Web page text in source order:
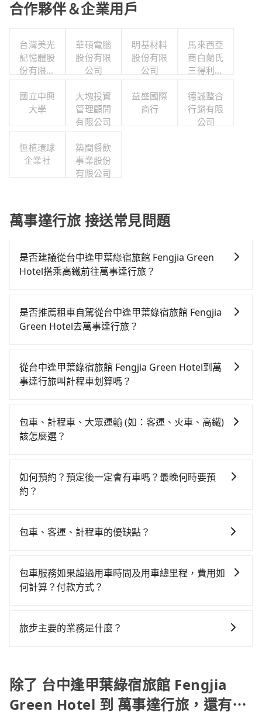
合作夥伴＆企業用戶
台灣美光
記憶體股
份有限公
華碩電腦
股份有限
公司
明基材料
股份有限
公司
馬來西亞
商白蘭氏
三得利股
司台灣分
公司
國立中興
大學
大塊投資
管理顧問
有限公司
益盛國際
商行
德誠整合
行銷有限
公司
恆植環球
企業社
築間餐飲
事業股份
有限公司
萬事達行旅 接送常見問題
是否建議從台中逢甲葉綠宿旅館 Fengjia Green
Hotel搭乘高鐵前往萬事達行旅？
鐵前往萬事達行旅，高鐵乘坐舒適、較貴、費時！從最
早06:05一直到23:03，台中-台北一天最多有105班次高
計程車花費約300元、車程約17分鐘。抵達高鐵站後，
步行進站、現場購票並於月台排隊的時間約20分鐘，再
前排班的計程車，搭上小黃後約花16分鐘、車費200元
後，抵達萬事達行旅 (台北市萬華區) 的目的地。全程加
按表收費，看乘客是外地人便漫天喊價或恣意繞路。但
如果全程使用tripool並到府專車接送，則每人平均花費
費15分鐘在轉乘與等車上，現在還不馬上來預約
是否推薦租車自駕從台中逢甲葉綠宿旅館 Fengjia
Green Hotel去萬事達行旅？
事達行旅可以選擇租車自駕，但花費可能不小。租車公
司一般以天為單位計費，小轎車如Toyota Yaris、
（每公里約3元）、eTag（每公里約1元）、路邊停車
（每小時約40元）、保險費、罰單另計。如果每日行駛
甲租乙還的服務，所以要不當天就需往返台中逢甲葉綠
宿旅館 Fengjia Green Hotel與萬事達行旅，不然就是
專車接送才是前往最便宜方便的選擇。
從台中逢甲葉綠宿旅館 Fengjia Green Hotel到萬
事達行旅叫計程車划算嗎？
灣大車隊、Uber、Line Taxi、Yoxi等，如果在路邊攔不
到車，也可考慮打電話至附近的計程車隊，如TND皇家
如改預約tripool可省高達$2,400。台中市有些計程車司
機不按錶計費，約有27%會採現場議價，建議最好先上
Fengjia Green Hotel到萬事達行旅的最佳選擇。
包車、計程車、大眾運輸 (如：客運、火車、高鐵)
該怎麼選？
擇： 預算：不同交通工具價格不同，可先確定您的預
算。計程車最貴，而大眾運輸通常較便宜。 行程：需多
車。 旅行人數：人數多時包車較方便舒適且每個人攤提
車，不趕時間即可選用大眾運輸。 便利性：需要便利性
和方便性可選包車和計程車，喜歡探險和體驗當地文化
如何預約？預定後一定會有車嗎？最晚何時要預
約？
前往萬事達行旅的專車接送服務，可直接線上輸入上下
號後，隨即會在手機上收到簡訊以及電子郵件確認信，
如此就完成預約了，而司機與車輛的詳細資料，將於乘
約，越早下訂價格越低價，如臨時需要，前一天傍晚五
包車、客運、計程車的優缺點？
上、下車，不需與旅客共乘。但通常需要提前預約。 客
運：最經濟實惠的交通方式，通常有固定的路線和時間
不必擔心停車位的問題。但是，計程車的費用相對較
包車服務如果超過用車時間及用車總里程，費用如
何計算？付款方式？
定的用車時間，每小時會加收1000元的費用；若超過預
旅步主要的業務是什麼？
格試算，價格清楚透明且沒有隱藏費用。
除了 台中逢甲葉綠宿旅館 Fengjia
Green Hotel 到 萬事達行旅，還有⋯